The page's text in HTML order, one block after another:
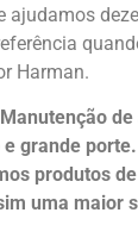
ajudamos
Harman.
grande
produtos
uma maior